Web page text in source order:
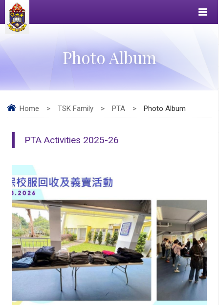
Photo Album
Home > TSK Family > PTA > Photo Album
PTA Activities 2025-26